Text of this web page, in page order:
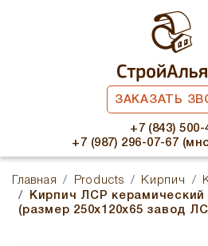
ЗАКАЗАТЬ
+7 (843) 500-
+7 (987) 296-07-67
Главная Products Кирпич
Кирпич ЛСР керамический
(размер 250x120x65 завод